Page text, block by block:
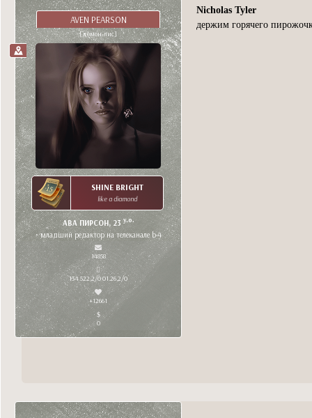
AVEN PEARSON
[демон-лис]
SHINE BRIGHT
like a diamond
АВА ПИРСОН, 23y.o.
• младший редактор на телеканале b-4
14858
134 522,2/0 01.26,2/0
+12661
0
Nicholas Tyler
держим горячего